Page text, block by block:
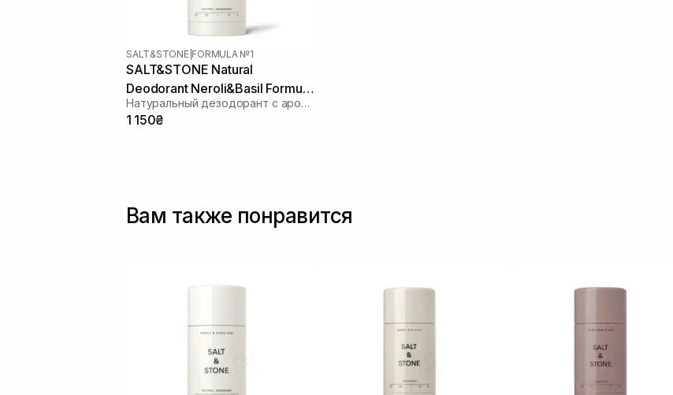
SALT&STONE| FORMULA №1
SALT&STONE Natural
Deodorant Neroli&Basil Formula
№1
Натуральный дезодорант с ароматом нероли и шисо
1 150₴
Вам также понравится